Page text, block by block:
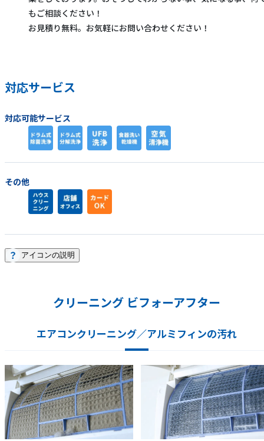
もご相談ください！
お見積り無料。お気軽にお問い合わせください！
対応サービス
対応可能サービス
その他
アイコンの説明
クリーニング ビフォーアフター
エアコンクリーニング／アルミフィンの汚れ